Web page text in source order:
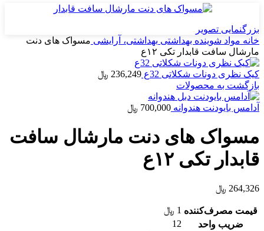
بزرگنمایی تصویر
خانه مواد شوینده بهداشتی بهداشتی، آرایشی مسواک های دنت
مارشال سافت قابدار تکی ۱۲ع
كيک نظری دونات شكلاتی 32ع 236,249 ﷼
بازگشت به محصولات
آدامس بایودنت هندوانه 700,000 ﷼
مسواک های دنت مارشال سافت
قابدار تکی ۱۲ع
264,326 ﷼
قیمت مصرف‌کننده 1 ﷼
ضریب واحد
12